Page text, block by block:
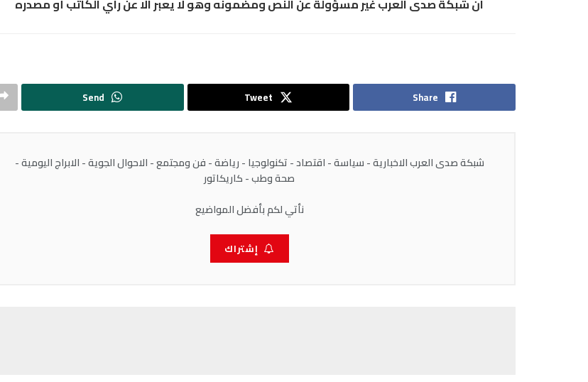
ان شبكة صدى العرب غير مسؤولة عن النص ومضمونه وهو لا يعبر الا عن راي الكاتب أو مصدره
Share
Tweet
Send
شبكة صدى العرب الاخبارية - سياسة - اقتصاد - تكنولوجيا - رياضة - فن ومجتمع - الاحوال الجوية - الابراج اليومية -
صحة وطب - كاريكاتور
نأتي لكم بأفضل المواضيع
إشتراك